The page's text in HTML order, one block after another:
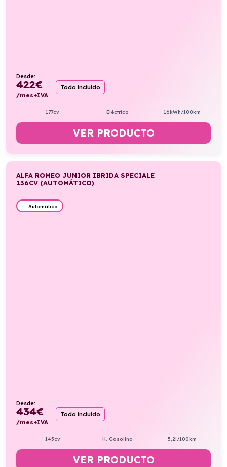
Desde:
422€
/mes+IVA
Todo incluido
177cv Eléctrico 16kWh/100km
VER PRODUCTO
ALFA ROMEO JUNIOR IBRIDA SPECIALE
136CV (AUTOMÁTICO)
Automático
Desde:
434€
/mes+IVA
Todo incluido
145cv H. Gasolina 5,2l/100km
VER PRODUCTO